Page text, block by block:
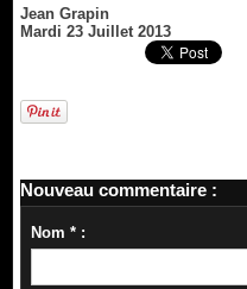
Jean Grapin
Mardi 23 Juillet 2013
Nouveau commentaire :
Nom * :